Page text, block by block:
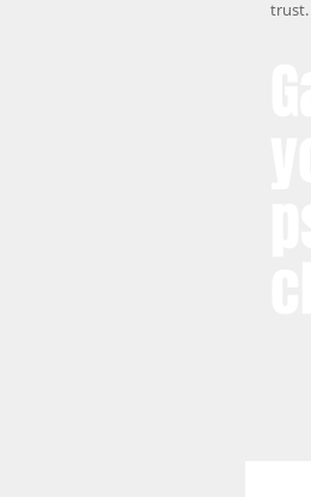
trust.